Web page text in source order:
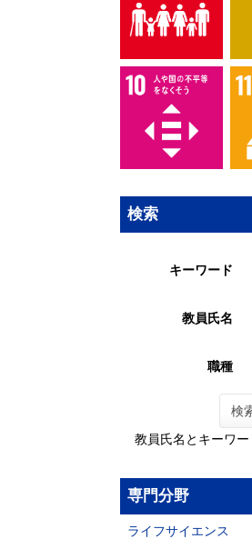
検索
キーワード
教員氏名
職種
検
教員氏名とキーワー
専門分野
ライフサイエンス